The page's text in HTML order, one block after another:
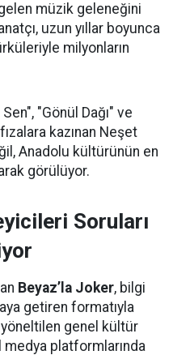
müzik geleneğini
uzun yıllar boyunca
milyonların
"Gönül Dağı" ve
kazınan Neşet
Anadolu kültürünün en
görülüyor.
Soruları
Beyaz’la Joker, bilgi
getiren formatıyla
genel kültür
medya platformlarında